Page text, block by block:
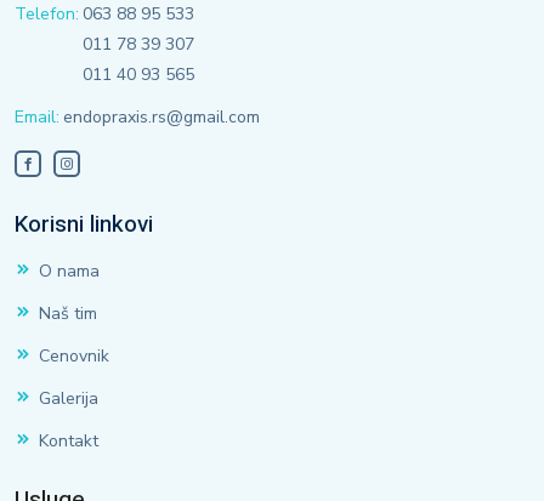
Telefon: 063 88 95 533
011 78 39 307
011 40 93 565
Email: endopraxis.rs@gmail.com
Korisni linkovi
O nama
Naš tim
Cenovnik
Galerija
Kontakt